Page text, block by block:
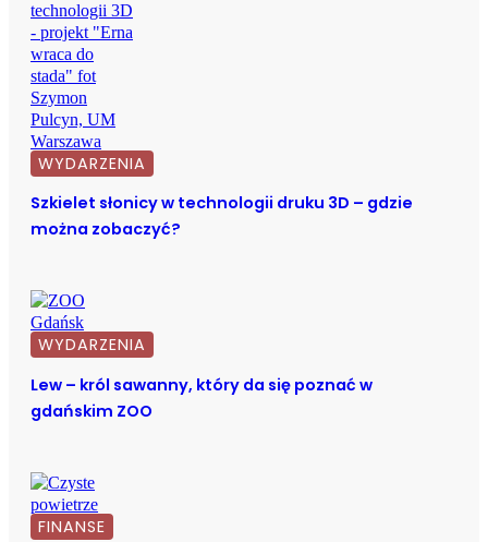
WYDARZENIA
Szkielet słonicy w technologii druku 3D – gdzie
można zobaczyć?
WYDARZENIA
Lew – król sawanny, który da się poznać w
gdańskim ZOO
FINANSE